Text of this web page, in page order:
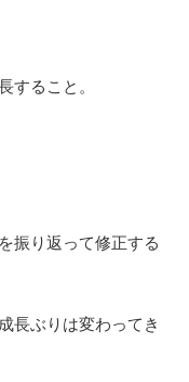
すること。
振り返って修正する
長ぶりは変わってき